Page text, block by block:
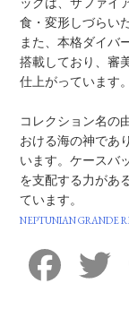
食・変形しづらい
また、本格ダイバ
搭載しており、審
仕上がっています。
コレクション名の
おける海の神であ
います。ケースバ
を支配する力があ
ています。
NEPTUNIAN GRANDE
Facebook